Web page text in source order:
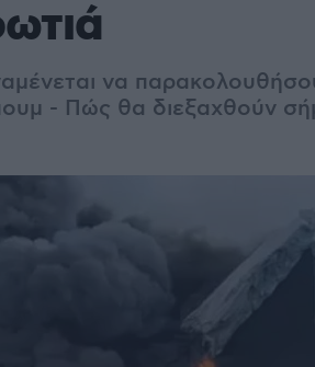
να
- Πώς θα διεξαχθούν